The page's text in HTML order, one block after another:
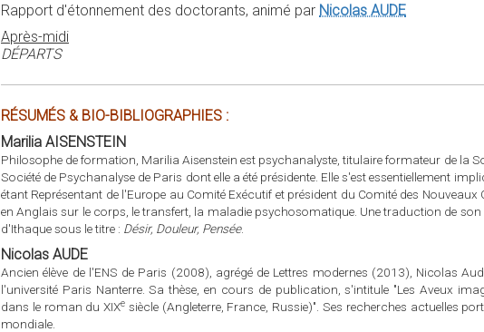
Rapport d'étonnement des doctorants, animé par Nicolas AUDE
Après-midi
DÉPARTS
RÉSUMÉS & BIO-BIBLIOGRAPHIES :
Marilia AISENSTEIN
Philosophe de formation, Marilia Aisenstein est psychanalyste, titulaire formateur de la
Société de Psychanalyse de Paris dont elle a été présidente. Elle s'est essentiellement
étant Représentant de l'Europe au Comité Exécutif et président du Comité des Nouveaux
en Anglais sur le corps, le transfert, la maladie psychosomatique. Une traduction de son
d'Ithaque sous le titre : Désir, Douleur, Pensée.
Nicolas AUDE
Ancien élève de l'ENS de Paris (2008), agrégé de Lettres modernes (2013), Nicolas
l'université Paris Nanterre. Sa thèse, en cours de publication, s'intitule "Les Aveux
dans le roman du XIXe siècle (Angleterre, France, Russie)". Ses recherches actuelles
mondiale.